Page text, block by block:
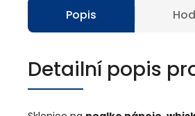
Popis
Detailní popis